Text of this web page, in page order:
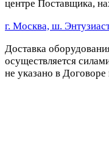
центре Поставщика,
г. Москва, ш.
Доставка
осуществляется
не указано в Договоре